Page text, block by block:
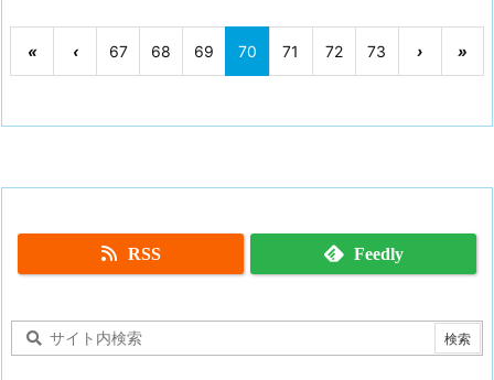
« ‹ 67 68 69 70 71 72 73 › »
RSS Feedly